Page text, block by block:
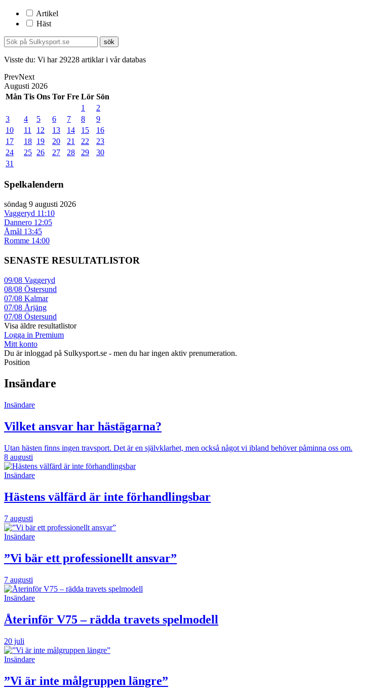
Artikel
Häst
Visste du: Vi har 29228 artiklar i vår databas
PrevNext
Augusti 2026
Mån Tis Ons Tor Fre Lör Sön
1
2
3
4 5 6 7 8
9
10
11 12 13 14 15
16
17
18 19 20 21 22
23
24
25 26 27 28 29
30
31
Spelkalendern
söndag 9 augusti 2026
Vaggeryd 11:10
Dannero 12:05
Åmål 13:45
Romme 14:00
SENASTE RESULTATLISTOR
09/08 Vaggeryd
08/08 Östersund
07/08 Kalmar
07/08 Årjäng
07/08 Östersund
Visa äldre resultatlistor
Logga in Premium
Mitt konto
Du är inloggad på Sulkysport.se - men du har ingen aktiv prenumeration.
Position
Insändare
Insändare
Vilket ansvar har hästägarna?
Utan hästen finns ingen travsport. Det är en självklarhet, men också något vi ibland behöver påminna oss om.
8 augusti
Insändare
Hästens välfärd är inte förhandlingsbar
7 augusti
Insändare
”Vi bär ett professionellt ansvar”
7 augusti
Insändare
Återinför V75 – rädda travets spelmodell
20 juli
Insändare
”Vi är inte målgruppen längre”